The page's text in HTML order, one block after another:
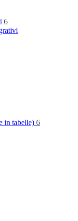
6
in tabelle) 6